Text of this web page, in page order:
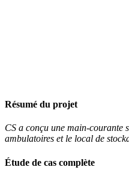
Résumé du projet
CS a conçu une main-courante
ambulatoires et le local de
Étude de cas complète